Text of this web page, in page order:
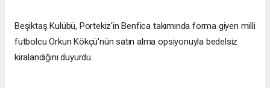
Beşiktaş Kulübü, Portekiz'in Benfica takımında forma giyen milli
futbolcu Orkun Kökçü'nün satın alma opsiyonuyla bedelsiz
kiralandığını duyurdu.